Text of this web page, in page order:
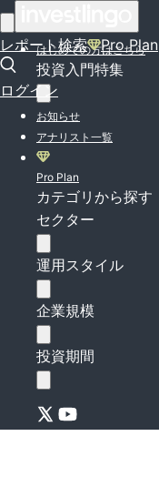
レポート検索 Pro Plan
ログイン
はじめての方はこちら
投資入門特集
お知らせ
アナリスト一覧
Pro Plan
カテゴリから探す
セクター
運用スタイル
企業規模
投資期間